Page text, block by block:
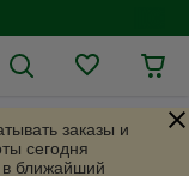
заказы и
сегодня
в ближайший